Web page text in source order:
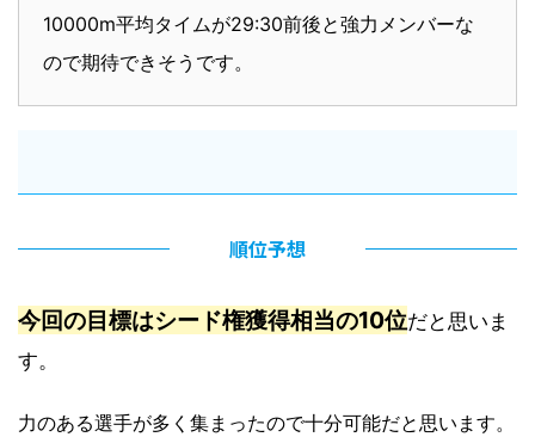
10000m平均タイムが29:30前後と強力メンバーな
ので期待できそうです。
順位予想
今回の目標はシード権獲得相当の10位だと思いま
す。
力のある選手が多く集まったので十分可能だと思います。